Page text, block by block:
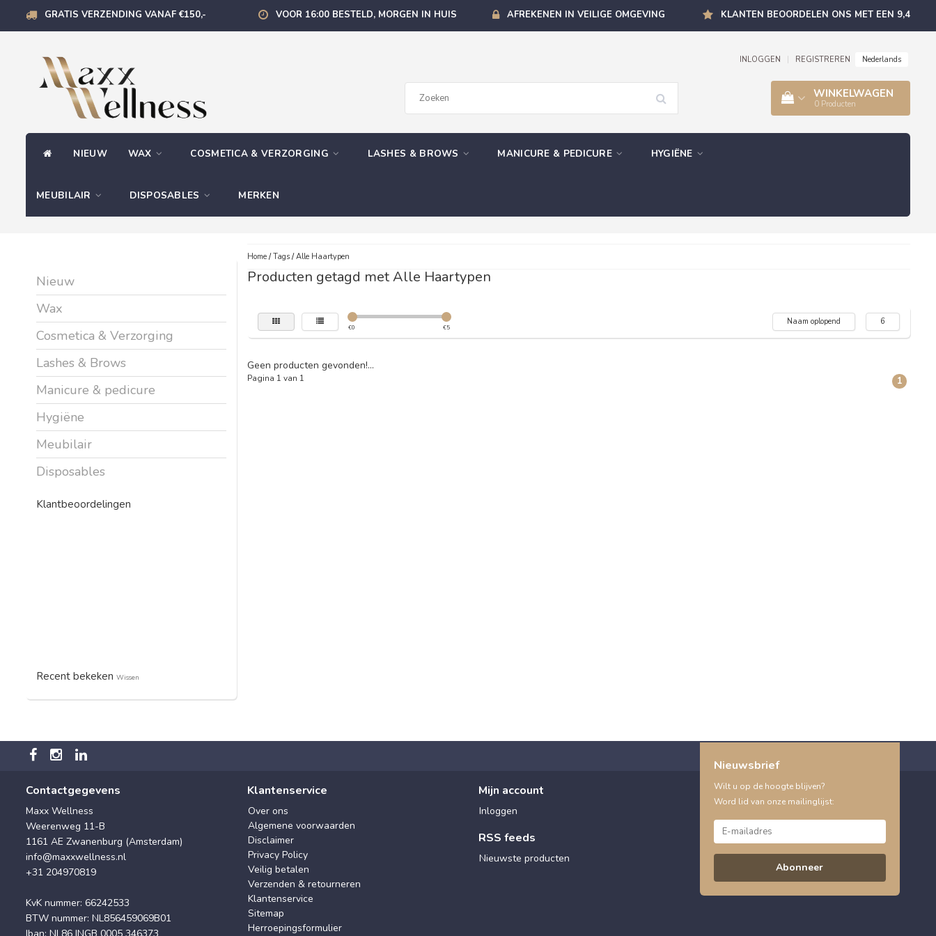
GRATIS VERZENDING VANAF €150,- VOOR 16:00 BESTELD, MORGEN IN HUIS AFREKENEN IN VEILIGE OMGEVING KLANTEN BEOORDELEN ONS MET EEN 9,4
INLOGGEN REGISTREREN Nederlands
WINKELWAGEN
0 Producten
NIEUW WAX COSMETICA & VERZORGING LASHES & BROWS MANICURE & PEDICURE HYGIËNE
MEUBILAIR DISPOSABLES MERKEN
Nieuw
Wax
Cosmetica & Verzorging
Lashes & Brows
Manicure & pedicure
Hygiëne
Meubilair
Disposables
Klantbeoordelingen
Recent bekeken Wissen
Home/Tags/Alle Haartypen
Producten getagd met Alle Haartypen
€0 €5
Naam oplopend 6
Geen producten gevonden!...
Pagina 1 van 1 1
Contactgegevens
Maxx Wellness
Weerenweg 11-B
1161 AE Zwanenburg (Amsterdam)
info@maxxwellness.nl
+31 204970819
KvK nummer: 66242533
BTW nummer: NL856459069B01
Iban: NL86 INGB 0005 346373
Klantenservice
Over ons
Algemene voorwaarden
Disclaimer
Privacy Policy
Veilig betalen
Verzenden & retourneren
Klantenservice
Sitemap
Herroepingsformulier
Mijn account
Inloggen
RSS feeds
Nieuwste producten
Nieuwsbrief
Wilt u op de hoogte blijven?
Word lid van onze mailinglijst:
Abonneer